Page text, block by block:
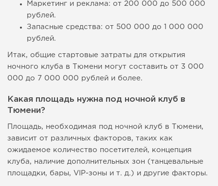
Маркетинг и реклама: от 200 000 до 500 000
рублей.
Запасные средства: от 500 000 до 1 000 000
рублей.
Итак, общие стартовые затраты для открытия
ночного клуба в Тюмени могут составить от 3 000
000 до 7 000 000 рублей и более.
Какая площадь нужна под ночной клуб в
Тюмени?
Площадь, необходимая под ночной клуб в Тюмени,
зависит от различных факторов, таких как
ожидаемое количество посетителей, концепция
клуба, наличие дополнительных зон (танцевальные
площадки, бары, VIP-зоны и т. д.) и другие факторы.